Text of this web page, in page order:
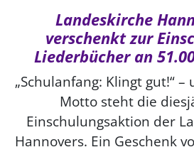
Landeskirche
verschenkt zur
Liederbücher an
„Schulanfang: Klingt gut!“
Motto steht die
Einschulungsaktion der
Hannovers. Ein Geschenk